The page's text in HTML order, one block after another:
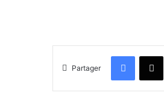
Partager
FacebookX